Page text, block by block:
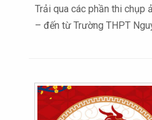
Trải qua các phần thi chụp
– đến từ Trường THPT